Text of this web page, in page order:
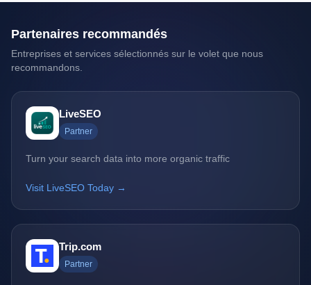
Partenaires recommandés
Entreprises et services sélectionnés sur le volet que nous
recommandons.
LiveSEO
Partner
Turn your search data into more organic traffic
Visit LiveSEO Today →
Trip.com
Partner